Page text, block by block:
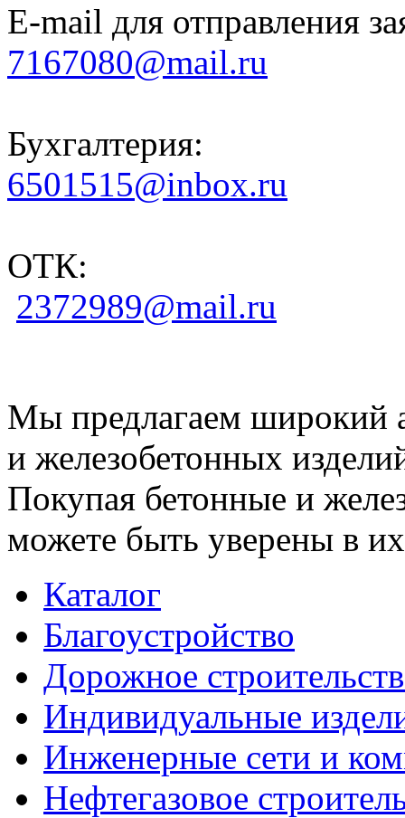
E-mail для отправления
7167080@mail.ru
Бухгалтерия:
6501515@inbox.ru
ОТК:
2372989@mail.ru
Мы предлагаем широкий
и железобетонных
Покупая бетонные и
можете быть уверены в их
Каталог
Благоустройство
Дорожное
Индивидуальные
Инженерные сети и
Нефтегазовое